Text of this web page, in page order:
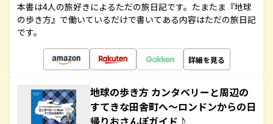
本書は4人の旅好きによるただの旅日記です。たまたま『地球
の歩き方』で働いているだけで書いてある内容はただの旅日記
です。
詳細を見る
地球の歩き方 カンタベリーと周辺の
すてきな田舎町へ～ロンドンからの日
帰りおさんぽガイド♪